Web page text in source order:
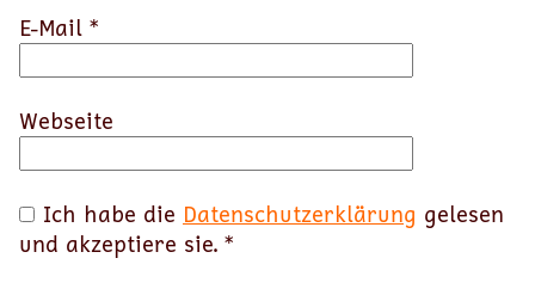
E-Mail *
Webseite
Ich habe die Datenschutzerklärung gelesen
und akzeptiere sie. *